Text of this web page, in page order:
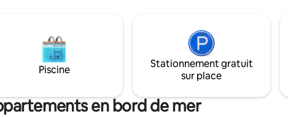
l'agitation
et
jacuzzi tout en regardant le rivage. Il
dispose d'un climatiseur séparé dans
chaque chambre, d'une connexion Wi-Fi
et d'une télévision. Les plantes, les arts
et les cristaux composent l'atmosphère.
do
découvrir
Piscine
Stationnement gratuit
sur place
en bord de mer